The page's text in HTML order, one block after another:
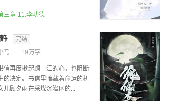
三章-11.李功德
完结
马 19万字
信再度揪起顾一江的心，也阻断
的决定。书信里暗藏着命运的机
儿顾夕雨在采煤沉陷区的...